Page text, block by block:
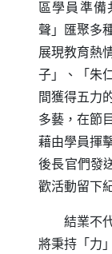
區學員準備
聲」匯聚多
展現教育熱
子」、「朱
間獲得五力
多藝，在節
藉由學員揮
後長官們發
歡活動留下
結業不代
將秉持「力